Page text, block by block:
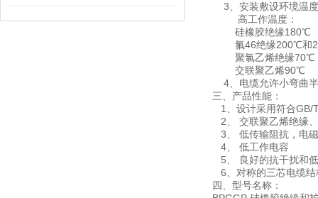
3、安装敷设环境温
高工作温度：
硅橡胶绝缘180℃
氟46绝缘200℃和
聚氯乙烯绝缘70℃
交联聚乙烯90℃
4、电缆允许小弯曲
三、产品性能：
1、设计采用符合GB/
2、 交联聚乙烯绝缘
3、 低传输阻抗，电
4、 低工作电容
5、 良好的抗干扰和
6、对称的三芯电缆结
四、型号名称：